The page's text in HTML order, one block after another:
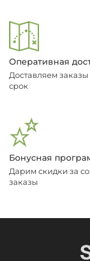
Оперативная
Доставляем
срок
Бонусная
Дарим скидки за
заказы